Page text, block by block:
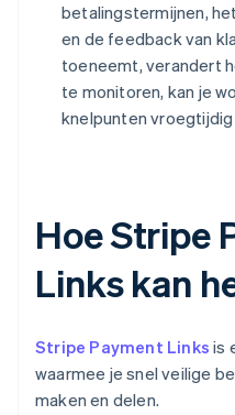
betalingstermijnen,
en de feedback van
toeneemt, verandert
te monitoren, kan je
knelpunten
Hoe Stripe
Links kan
Stripe Payment Links is
waarmee je snel veilige
maken en delen.